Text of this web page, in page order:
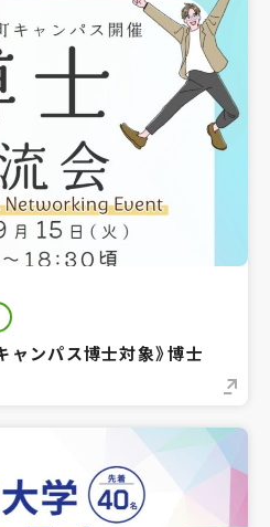
ャンパス博士対象》博士